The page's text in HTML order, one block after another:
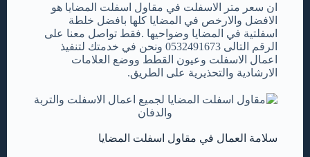
ان سعر متر الاسفلت في مقاول اسفلت المضايا هو
الافضل والارخص في المضايا كلها بافضل خلطة
اسفلتية في المضايا وضواحيها .فقط تواصل معنا على
الرقم التالى 0532491673 ونحن في خدمتك لتنفيذ
اعمال الاسفلت وعيون القطط ووضع العلامات
الارشادية والتحذيرية على الطريق.
سلامة العمال في مقاول اسفلت المضايا